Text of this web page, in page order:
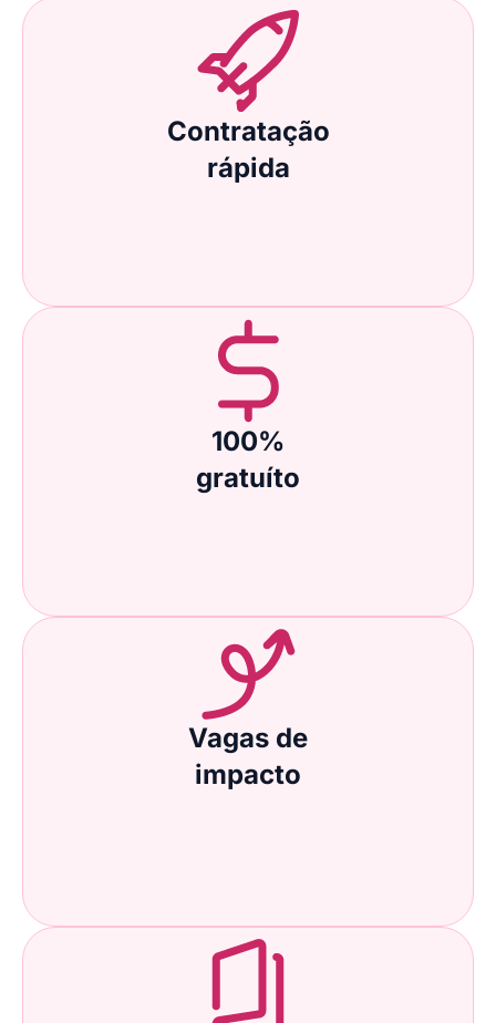
Contratação
rápida
100%
gratuíto
Vagas de
impacto